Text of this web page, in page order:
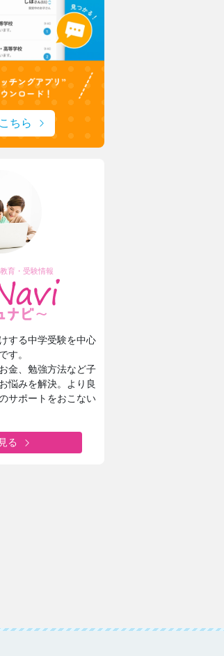
材
ちら
育・受験情報
する中学受験を中心
す。
金、勉強方法など子
悩みを解決。より良
サポートをおこない
る